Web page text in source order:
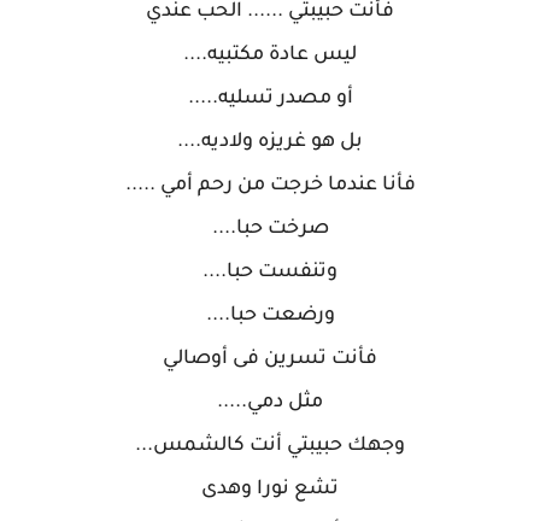
فأنت حبيبتي ...... الحب عندي
ليس عادة مكتبيه....
أو مصدر تسليه.....
بل هو غريزه ولاديه....
فأنا عندما خرجت من رحم أمي .....
صرخت حبا....
وتنفست حبا....
ورضعت حبا....
فأنت تسرين فى أوصالي
مثل دمي.....
وجهك حبيبتي أنت كالشمس...
تشع نورا وهدى